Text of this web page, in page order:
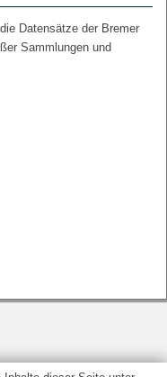
Datensätze der Bremer
Sammlungen und